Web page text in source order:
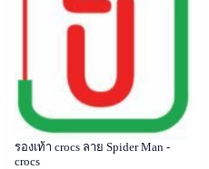
รองเท้า crocs ลาย Spider Man -
crocs